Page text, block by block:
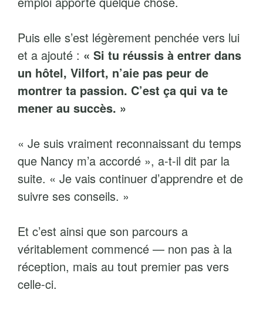
Puis elle s’est légèrement penchée vers lui
et a ajouté : « Si tu réussis à entrer dans
un hôtel, Vilfort, n’aie pas peur de
montrer ta passion. C’est ça qui va te
mener au succès. »
« Je suis vraiment reconnaissant du temps
que Nancy m’a accordé », a-t-il dit par la
suite. « Je vais continuer d’apprendre et de
suivre ses conseils. »
Et c’est ainsi que son parcours a
véritablement commencé — non pas à la
réception, mais au tout premier pas vers
celle-ci.